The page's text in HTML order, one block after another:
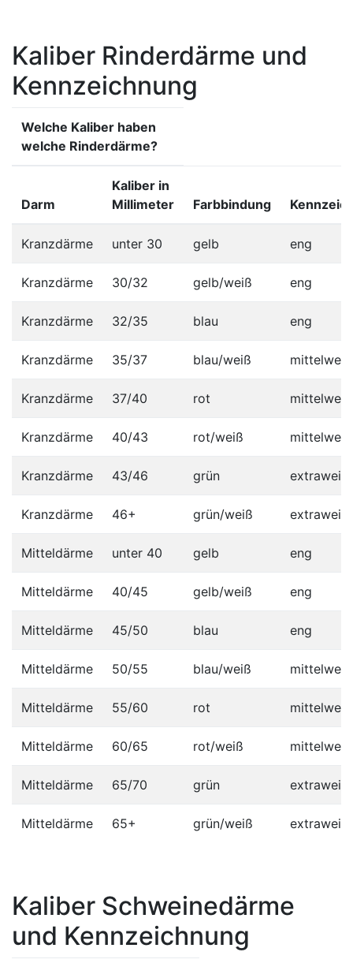
Kaliber Rinderdärme und
Kennzeichnung
Welche Kaliber haben
welche Rinderdärme?
Darm
Kaliber in
Millimeter
Farbbindung
Kranzdärme unter 30 gelb eng
Kranzdärme 30/32 gelb/weiß eng
Kranzdärme 32/35 blau eng
Kranzdärme 35/37 blau/weiß mittelweit
Kranzdärme 37/40 rot mittelweit
Kranzdärme 40/43 rot/weiß mittelweit
Kranzdärme 43/46 grün extraweit
Kranzdärme 46+ grün/weiß extraweit
Mitteldärme unter 40 gelb eng
Mitteldärme 40/45 gelb/weiß eng
Mitteldärme 45/50 blau eng
Mitteldärme 50/55 blau/weiß mittelweit
Mitteldärme 55/60 rot mittelweit
Mitteldärme 60/65 rot/weiß mittelweit
Mitteldärme 65/70 grün extraweit
Mitteldärme 65+ grün/weiß extraweit
Kaliber Schweinedärme
und Kennzeichnung